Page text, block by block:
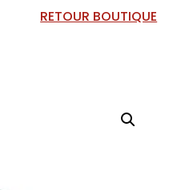
RETOUR BOUTIQUE